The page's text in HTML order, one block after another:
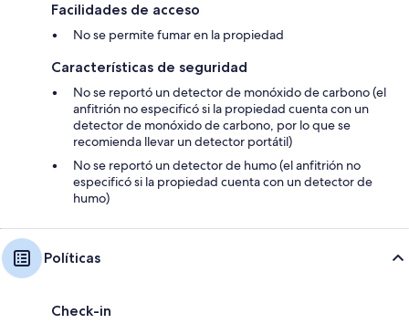
Facilidades de acceso
No se permite fumar en la propiedad
Características de seguridad
No se reportó un detector de monóxido de carbono (el
anfitrión no especificó si la propiedad cuenta con un
detector de monóxido de carbono, por lo que se
recomienda llevar un detector portátil)
No se reportó un detector de humo (el anfitrión no
especificó si la propiedad cuenta con un detector de
humo)
Políticas
Check-in